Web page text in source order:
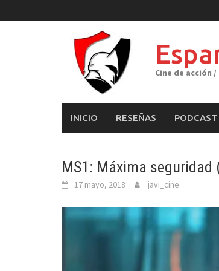
to
Cine de acción
INICIO RESEÑAS PODCAST
MS1: Máxima seguridad
17 mayo, 2018 javi_cine